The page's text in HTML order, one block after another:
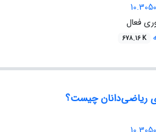
فعال
678.16 K
ریاضی‌‌دانان چیست؟